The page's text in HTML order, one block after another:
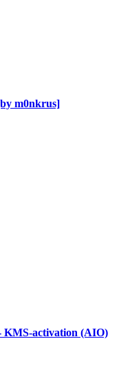
m0nkrus]
KMS-activation (AIO)